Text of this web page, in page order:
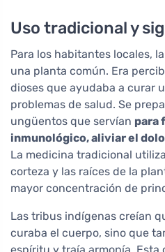
Uso tradicional y
Para los habitantes locales,
una planta común. Era
dioses que ayudaba a curar
problemas de salud. Se
ungüentos que servían para
inmunológico, aliviar el
La medicina tradicional
corteza y las raíces de la
mayor concentración de
Las tribus indígenas creían
curaba el cuerpo, sino que